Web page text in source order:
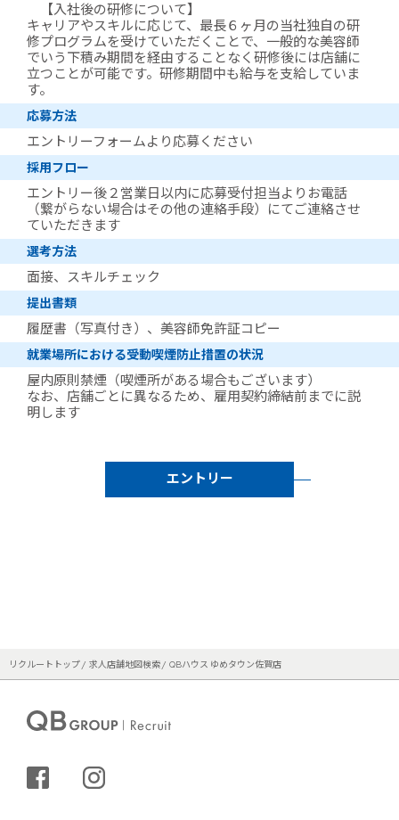
【入社後の研修について】
キャリアやスキルに応じて、最長６ヶ月の当社独自の研
修プログラムを受けていただくことで、一般的な美容師
でいう下積み期間を経由することなく研修後には店舗に
立つことが可能です。研修期間中も給与を支給していま
す。
応募方法
エントリーフォームより応募ください
採用フロー
エントリー後２営業日以内に応募受付担当よりお電話
（繋がらない場合はその他の連絡手段）にてご連絡させ
ていただきます
選考方法
面接、スキルチェック
提出書類
履歴書（写真付き）、美容師免許証コピー
就業場所における受動喫煙防止措置の状況
屋内原則禁煙（喫煙所がある場合もございます）
なお、店舗ごとに異なるため、雇用契約締結前までに説
明します
エントリー
リクルートトップ 求人店舗地図検索 QBハウス ゆめタウン佐賀店
シェアする